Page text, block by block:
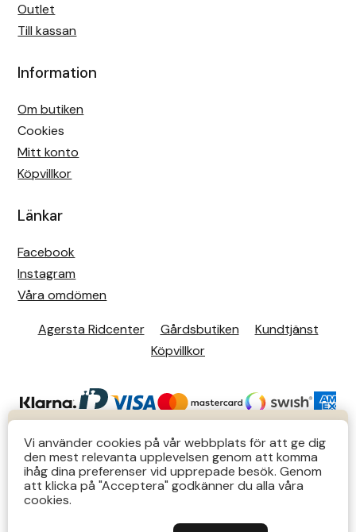
KUNDTJÄNST
Butiks- & telefontider Mån-Tors 12-14 Lör 12-14
övriga tider via e-post: order@agersta.nu
Outlet
Till kassan
Information
Om butiken
Cookies
Mitt konto
Köpvillkor
Länkar
Facebook
Instagram
Våra omdömen
Agersta Ridcenter Gårdsbutiken
Kundtjänst
Köpvillkor
© 2026 Agersta.
Vi använder cookies på vår webbplats för att ge dig
den mest relevanta upplevelsen genom att komma
ihåg dina preferenser vid upprepade besök. Genom
att klicka på "Acceptera" godkänner du alla våra
cookies.